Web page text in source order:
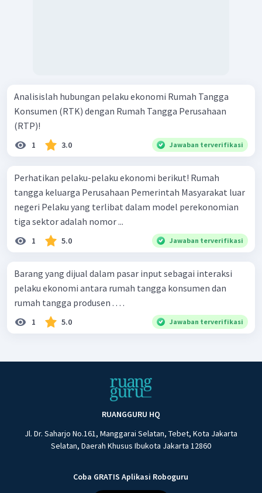
Analisislah hubungan pelaku ekonomi Rumah Tangga
Konsumen (RTK) dengan Rumah Tangga Perusahaan
(RTP)!
1 3.0 Jawaban terverifikasi
Perhatikan pelaku-pelaku ekonomi berikut! Rumah
tangga keluarga Perusahaan Pemerintah Masyarakat luar
negeri Pelaku yang terlibat dalam model perekonomian
tiga sektor adalah nomor ...
1 5.0 Jawaban terverifikasi
Barang yang dijual dalam pasar input sebagai interaksi
pelaku ekonomi antara rumah tangga konsumen dan
rumah tangga produsen . . . .
1 5.0 Jawaban terverifikasi
RUANGGURU HQ
Jl. Dr. Saharjo No.161, Manggarai Selatan, Tebet, Kota Jakarta
Selatan, Daerah Khusus Ibukota Jakarta 12860
Coba GRATIS Aplikasi Roboguru